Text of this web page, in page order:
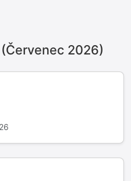
2026)